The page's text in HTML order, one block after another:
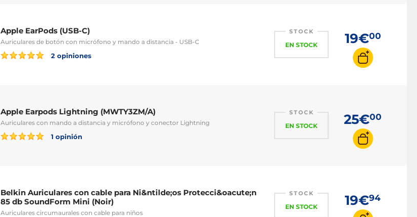
Apple EarPods (USB-C)
Auriculares de botón con micrófono y mando a distancia - USB-C
2 opiniones
STOCK
EN STOCK 19€00
Apple Earpods Lightning (MWTY3ZM/A)
Auriculares con mando a distancia y micrófono y conector Lightning
1 opinión
STOCK
EN STOCK 25€00
Belkin Auriculares con cable para Ni&ntilde;os Protecci&oacute;n
85 db SoundForm Mini (Noir)
Auriculares circumaurales con cable para niños
STOCK
EN STOCK 19€94